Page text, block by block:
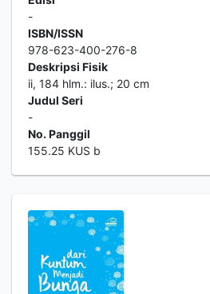
-
ISBN/ISSN
978-623-400-276-8
Deskripsi Fisik
ii, 184 hlm.: ilus.; 20 cm
Judul Seri
-
No. Panggil
155.25 KUS b